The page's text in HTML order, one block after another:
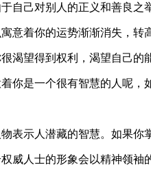
己对别人的正义和善良之举
着你的运势渐渐消失，转
望得到权利，渴望自己的
是一个很有智慧的人呢，
示人潜藏的智慧。如果你
人士的形象会以精神领袖